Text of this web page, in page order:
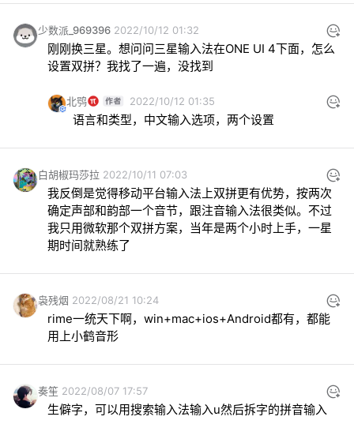
少数派_969396 2022/10/12 01:32
刚刚换三星。想问问三星输入法在ONE UI 4下面，怎么
设置双拼？我找了一遍，没找到
北鸮 2022/10/12 01:35
语言和类型，中文输入选项，两个设置
白胡椒玛莎拉 2022/10/11 07:03
我反倒是觉得移动平台输入法上双拼更有优势，按两次
确定声部和韵部一个音节，跟注音输入法很类似。不过
我只用微软那个双拼方案，当年是两个小时上手，一星
期时间就熟练了
袅残烟 2022/08/21 10:24
rime一统天下啊，win+mac+ios+Android都有，都能
用上小鹤音形
奏笙 2022/08/07 17:57
生僻字，可以用搜索输入法输入u然后拆字的拼音输入